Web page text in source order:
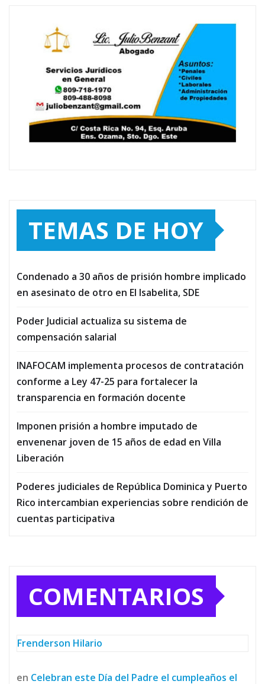
TEMAS DE HOY
Condenado a 30 años de prisión hombre implicado
en asesinato de otro en El Isabelita, SDE
Poder Judicial actualiza su sistema de
compensación salarial
INAFOCAM implementa procesos de contratación
conforme a Ley 47-25 para fortalecer la
transparencia en formación docente
Imponen prisión a hombre imputado de
envenenar joven de 15 años de edad en Villa
Liberación
Poderes judiciales de República Dominica y Puerto
Rico intercambian experiencias sobre rendición de
cuentas participativa
COMENTARIOS
Frenderson Hilario
en Celebran este Día del Padre el cumpleaños el